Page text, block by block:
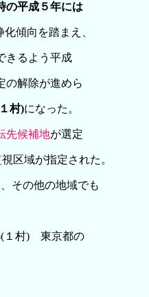
の平成５年には
傾向を踏まえ、
きるよう平成
の解除が進めら
村)になった。
先候補地が選定
区域が指定された。
その他の地域でも
(１村) 東京都の